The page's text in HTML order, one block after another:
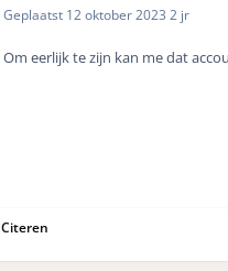
Geplaatst 12 oktober 2023 2 jr
Om eerlijk te zijn kan me dat
Citeren